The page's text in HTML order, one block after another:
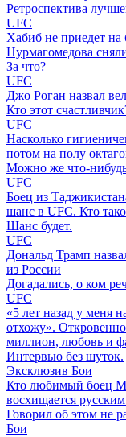
Ретроспектива
UFC
Хабиб не приедет
Нурмагомедова
За что?
UFC
Джо Роган назвал
Кто этот
UFC
Насколько
потом на полу
Можно же что-
UFC
Боец из
шанс в UFC. Кто
Шанс будет.
UFC
Дональд Трамп
из России
Догадались, о ком
UFC
«5 лет назад у меня
отхожу».
миллион, любовь и
Интервью без шуток.
Эксклюзив Бои
Кто любимый боец
восхищается
Говорил об этом не
Бои